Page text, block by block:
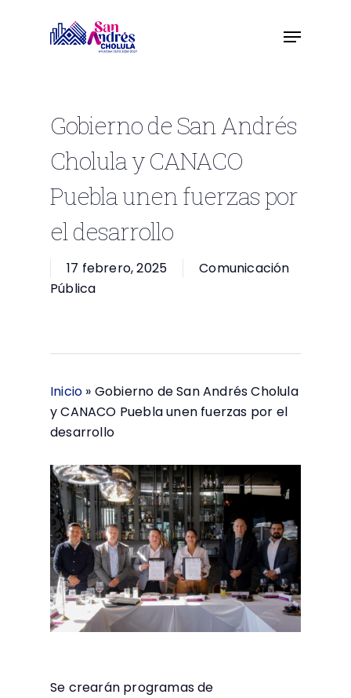
Gobierno de San Andrés
Cholula y CANACO
Puebla unen fuerzas por
el desarrollo
17 febrero, 2025
Comunicación
Pública
Inicio » Gobierno de San Andrés Cholula
y CANACO Puebla unen fuerzas por el
desarrollo
Se crearán programas de